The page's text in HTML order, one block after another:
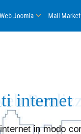
Joomla Mail
internet
in modo